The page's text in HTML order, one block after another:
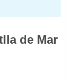
de Mar